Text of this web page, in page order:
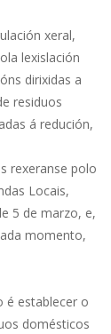
xeral,
lexislación
dirixidas a
residuos
á redución,
rexeranse polo
Locais,
5 de marzo, e,
momento,
é establecer o
domésticos